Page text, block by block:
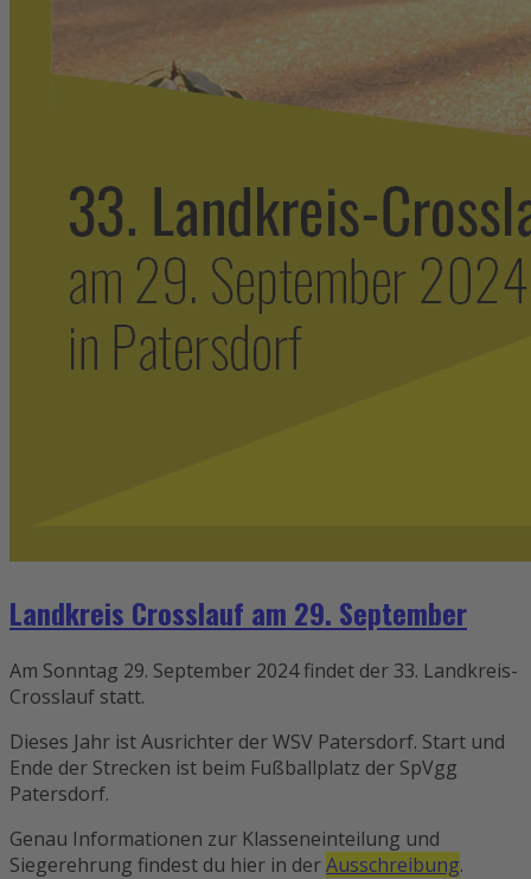
Landkreis Crosslauf am 29. September
Am Sonntag 29. September 2024 findet der 33. Landkreis-
Crosslauf statt.
Dieses Jahr ist Ausrichter der WSV Patersdorf. Start und
Ende der Strecken ist beim Fußballplatz der SpVgg
Patersdorf.
Genau Informationen zur Klasseneinteilung und
Siegerehrung findest du hier in derAusschreibung.